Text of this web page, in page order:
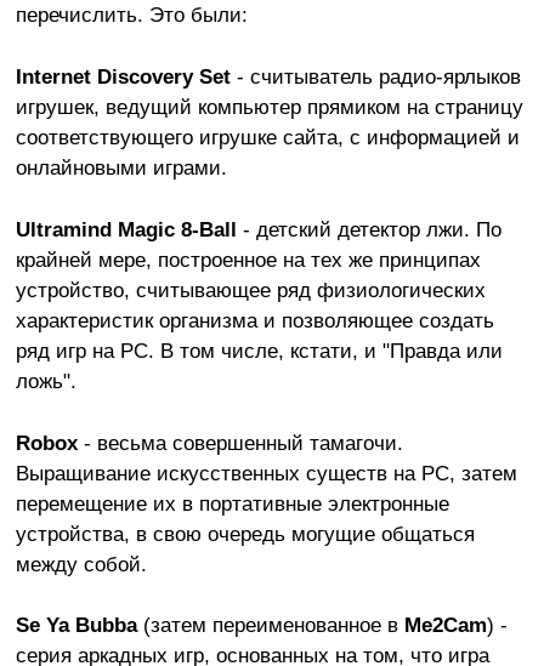
перечислить. Это были:
Internet Discovery Set- считыватель радио-ярлыков
игрушек, ведущий компьютер прямиком на страницу
соответствующего игрушке сайта, с информацией и
онлайновыми играми.
Ultramind Magic 8-Ball - детский детектор лжи. По
крайней мере, построенное на тех же принципах
устройство, считывающее ряд физиологических
характеристик организма и позволяющее создать
ряд игр на PC. В том числе, кстати, и "Правда или
ложь".
Robox- весьма совершенный тамагочи.
Выращивание искусственных существ на PC, затем
перемещение их в портативные электронные
устройства, в свою очередь могущие общаться
между собой.
Se Ya Bubba(затем переименованное в Me2Cam) -
серия аркадных игр, основанных на том, что игра